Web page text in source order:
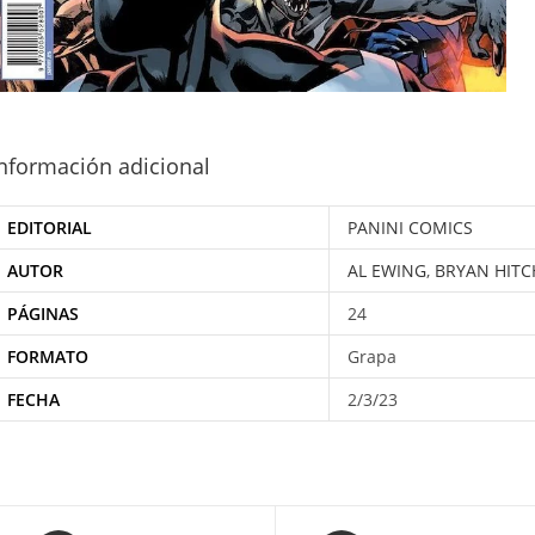
adicional
EDITORIAL
PANINI COMICS
AUTOR
AL EWING, BRYAN
PÁGINAS
24
FORMATO
Grapa
FECHA
2/3/23